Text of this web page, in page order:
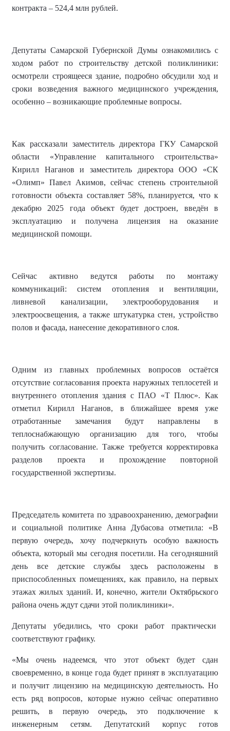
контракта – 524,4 млн рублей.
Депутаты Самарской Губернской Думы ознакомились с
ходом работ по строительству детской поликлиники:
осмотрели строящееся здание, подробно обсудили ход и
сроки возведения важного медицинского учреждения,
особенно – возникающие проблемные вопросы.
Как рассказали заместитель директора ГКУ Самарской
области «Управление капитального строительства»
Кирилл Наганов и заместитель директора ООО «СК
«Олимп» Павел Акимов, сейчас степень строительной
готовности объекта составляет 58%, планируется, что к
декабрю 2025 года объект будет достроен, введён в
эксплуатацию и получена лицензия на оказание
медицинской помощи.
Сейчас активно ведутся работы по монтажу
коммуникаций: систем отопления и вентиляции,
ливневой канализации, электрооборудования и
электроосвещения, а также штукатурка стен, устройство
полов и фасада, нанесение декоративного слоя.
Одним из главных проблемных вопросов остаётся
отсутствие согласования проекта наружных теплосетей и
внутреннего отопления здания с ПАО «Т Плюс». Как
отметил Кирилл Наганов, в ближайшее время уже
отработанные замечания будут направлены в
теплоснабжающую организацию для того, чтобы
получить согласование. Также требуется корректировка
разделов проекта и прохождение повторной
государственной экспертизы.
Председатель комитета по здравоохранению, демографии
и социальной политике Анна Дубасова отметила: «В
первую очередь, хочу подчеркнуть особую важность
объекта, который мы сегодня посетили. На сегодняшний
день все детские службы здесь расположены в
приспособленных помещениях, как правило, на первых
этажах жилых зданий. И, конечно, жители Октябрьского
района очень ждут сдачи этой поликлиники».
Депутаты убедились, что сроки работ практически
соответствуют графику.
«Мы очень надеемся, что этот объект будет сдан
своевременно, в конце года будет принят в эксплуатацию
и получит лицензию на медицинскую деятельность. Но
есть ряд вопросов, которые нужно сейчас оперативно
решить, в первую очередь, это подключение к
инженерным сетям. Депутатский корпус готов